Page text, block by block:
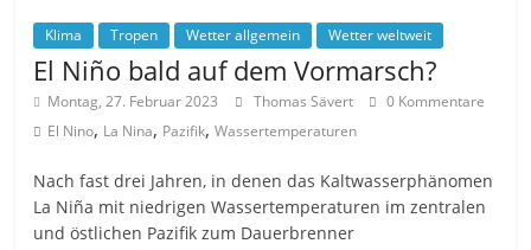
Klima Tropen Wetter allgemein Wetter weltweit
El Niño bald auf dem Vormarsch?
Montag, 27. Februar 2023 Thomas Sävert
0 Kommentare
El Nino, La Nina, Pazifik,Wassertemperaturen
Nach fast drei Jahren, in denen das Kaltwasserphänomen
La Niña mit niedrigen Wassertemperaturen im zentralen
und östlichen Pazifik zum Dauerbrenner